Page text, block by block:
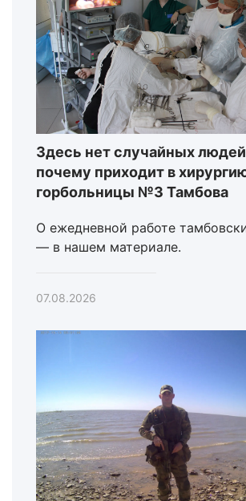
Здесь нет случайных
почему приходит в
горбольницы №3 Тамбова
О ежедневной работе
— в нашем материале.
07.08.2026